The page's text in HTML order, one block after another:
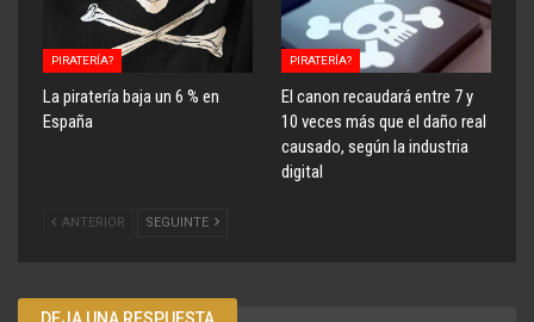
PIRATERÍA?
La piratería baja un 6 % en
España
PIRATERÍA?
El canon recaudará entre 7 y
10 veces más que el daño real
causado, según la industria
digital
ANTERIOR SEGUINTE